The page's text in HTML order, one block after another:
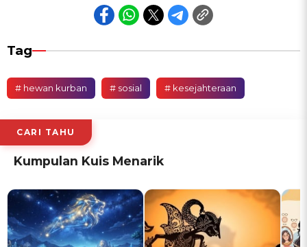
Tag
# hewan kurban # sosial # kesejahteraan
CARI TAHU
Kumpulan Kuis Menarik